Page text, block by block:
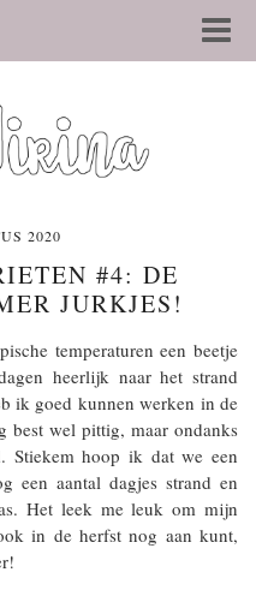
2020
#4: DE
JURKJES!
temperaturen een beetje
heerlijk naar het strand
ik goed kunnen werken in de
best wel pittig, maar ondanks
Stiekem hoop ik dat we een
een aantal dagjes strand en
Het leek me leuk om mijn
in de herfst nog aan kunt,